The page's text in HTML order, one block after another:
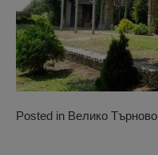
Posted in Велико Търново